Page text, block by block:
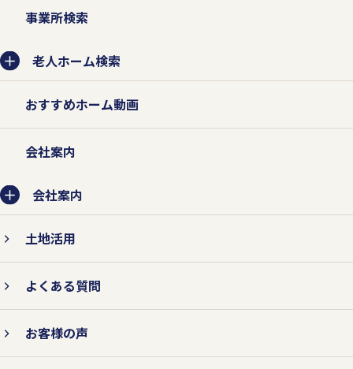
事業所検索
老人ホーム検索
おすすめホーム動画
会社案内
会社案内
土地活用
よくある質問
お客様の声